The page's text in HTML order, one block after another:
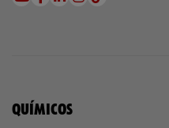
QUÍMICOS